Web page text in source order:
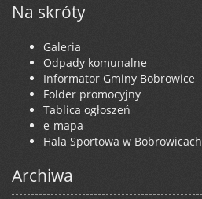
Na skróty
Galeria
Odpady komunalne
Informator Gminy Bobrowice
Folder promocyjny
Tablica ogłoszeń
e-mapa
Hala Sportowa w Bobrowicach
Archiwa